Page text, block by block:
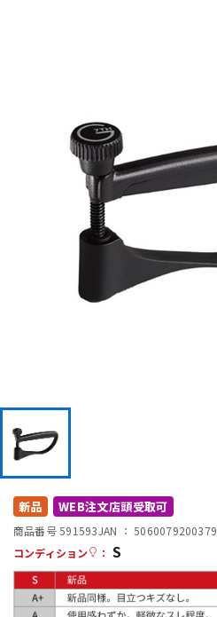
ドラム
キーボード
管楽器
配信/ライブ機器
中古
新品 WEB注文店頭受取可
商品番号 591593JAN ：5060079200379
コンディション
： S